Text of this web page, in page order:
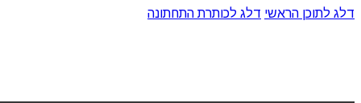
דלג לתוכן הראשי דלג לכותרת התחתונה